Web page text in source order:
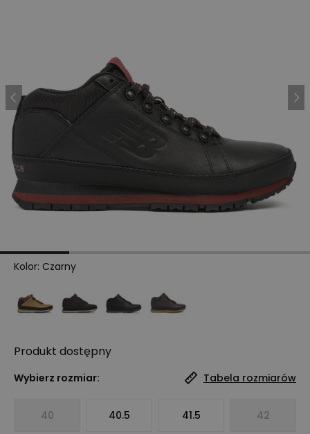
Kolor: Czarny
Produkt dostępny
Wybierz rozmiar: Tabela rozmiarów
40 40.5 41.5 42